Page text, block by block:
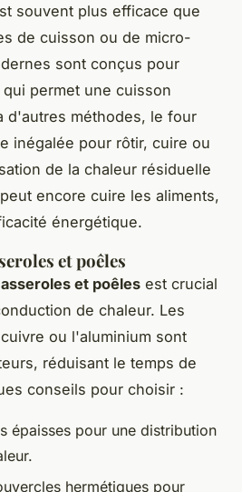
souvent plus efficace que
de cuisson ou de micro-
sont conçus pour
permet une cuisson
d'autres méthodes, le four
inégalée pour rôtir, cuire ou
de la chaleur résiduelle
encore cuire les aliments,
énergétique.
et poêles
et poêles est crucial
de chaleur. Les
ou l'aluminium sont
réduisant le temps de
conseils pour choisir :
épaisses pour une distribution
hermétiques pour